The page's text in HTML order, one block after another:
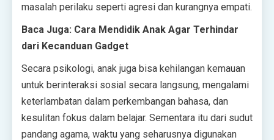
masalah perilaku seperti agresi dan kurangnya empati.
Baca Juga: Cara Mendidik Anak Agar Terhindar
dari Kecanduan Gadget
Secara psikologi, anak juga bisa kehilangan kemauan
untuk berinteraksi sosial secara langsung, mengalami
keterlambatan dalam perkembangan bahasa, dan
kesulitan fokus dalam belajar. Sementara itu dari sudut
pandang agama, waktu yang seharusnya digunakan